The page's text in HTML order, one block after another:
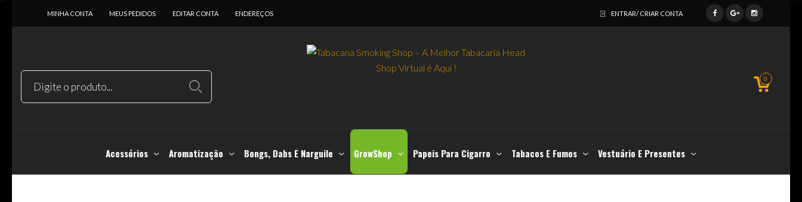
MINHA CONTA MEUS PEDIDOS EDITAR CONTA ENDEREÇOS ENTRAR/ CRIAR CONTA
0
Acessórios Aromatização Bongs, Dabs E Narguile GrowShop Papeis Para Cigarro Tabacos E Fumos Vestuário E Presentes